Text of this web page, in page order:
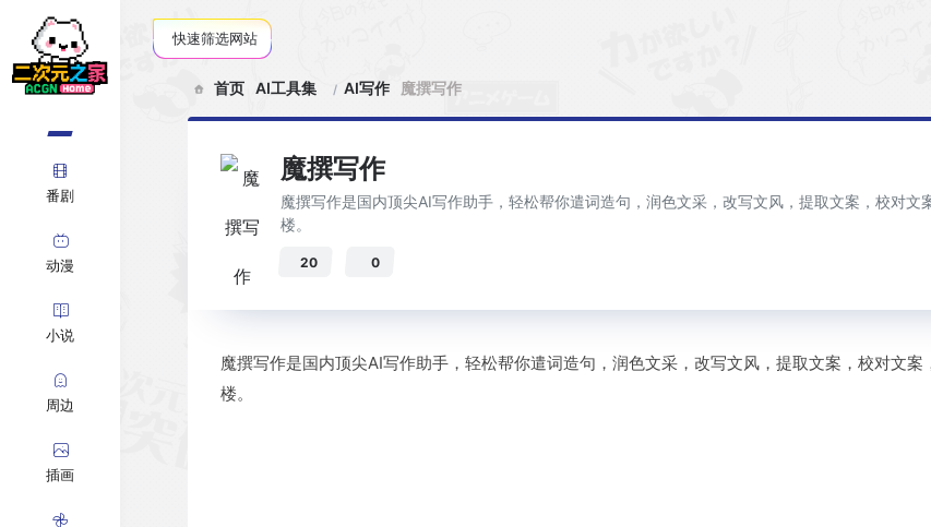
番剧
动漫
小说
周边
插画
快速筛选网站
首页 AI工具集 AI写作 魔撰写作
魔撰写作
魔撰写作是国内顶尖AI写作助手，轻松帮你遣词造句，润色文采，改写文风，提取文案，校对
楼。
20 0
魔撰写作是国内顶尖AI写作助手，轻松帮你遣词造句，润色文采，改写文风，提取文案，校对文
楼。